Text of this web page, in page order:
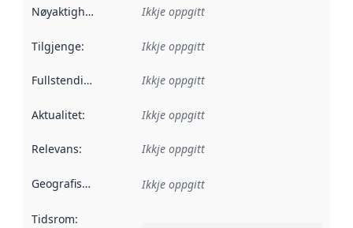
Nøyaktigheit Ikkje oppgitt
Tilgjenge: Ikkje oppgitt
Fullstendigheit Ikkje oppgitt
Aktualitet: Ikkje oppgitt
Relevans: Ikkje oppgitt
Geografisk område Ikkje oppgitt
Tidsrom: